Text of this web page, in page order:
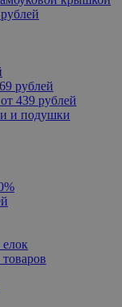
рублей
439 рублей
и подушки